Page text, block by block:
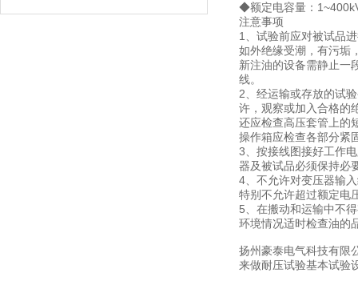
◆额定电容量：
注意事项
1、试验前应对被试品
如外绝缘受潮，有污垢
新注油的设备需静止一
线。
2、经运输或存放的试
许，观察或加入合格的
还应检查高压套管上的
操作箱应检查各部分紧
3、按接线图接好工作
器及被试品必须保持必
4、不允许对变压器输
特别不允许超过额定电
5、在搬动和运输中不
环境情况适时检查油的
扬州豪泰电气科技有限
来做耐压试验基本试验